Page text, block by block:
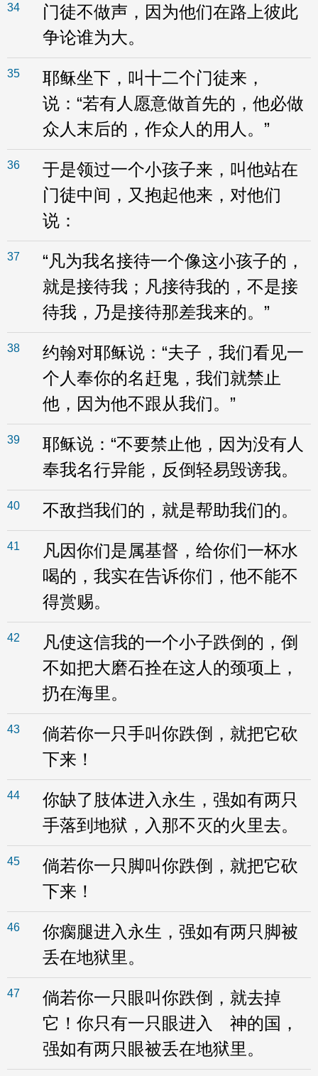
34
门徒不做声，因为他们在路上彼此
争论谁为大。
35
耶稣坐下，叫十二个门徒来，
说：“若有人愿意做首先的，他必做
众人末后的，作众人的用人。”
36
于是领过一个小孩子来，叫他站在
门徒中间，又抱起他来，对他们
说：
37
“凡为我名接待一个像这小孩子的，
就是接待我；凡接待我的，不是接
待我，乃是接待那差我来的。”
38
约翰对耶稣说：“夫子，我们看见一
个人奉你的名赶鬼，我们就禁止
他，因为他不跟从我们。”
39
耶稣说：“不要禁止他，因为没有人
奉我名行异能，反倒轻易毁谤我。
40 不敌挡我们的，就是帮助我们的。
41
凡因你们是属基督，给你们一杯水
喝的，我实在告诉你们，他不能不
得赏赐。
42
凡使这信我的一个小子跌倒的，倒
不如把大磨石拴在这人的颈项上，
扔在海里。
43
倘若你一只手叫你跌倒，就把它砍
下来！
44
你缺了肢体进入永生，强如有两只
手落到地狱，入那不灭的火里去。
45
倘若你一只脚叫你跌倒，就把它砍
下来！
46
你瘸腿进入永生，强如有两只脚被
丢在地狱里。
47
倘若你一只眼叫你跌倒，就去掉
它！你只有一只眼进入 神的国，
强如有两只眼被丢在地狱里。